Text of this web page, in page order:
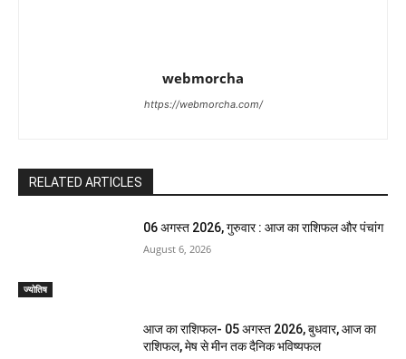
webmorcha
https://webmorcha.com/
RELATED ARTICLES
ज्योतिष
06 अगस्त 2026, गुरुवार : आज का राशिफल और पंचांग
August 6, 2026
आज का राशिफल- 05 अगस्त 2026, बुधवार, आज का
राशिफल, मेष से मीन तक दैनिक भविष्यफल